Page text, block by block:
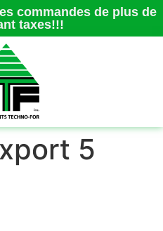
commandes de plus de
taxes!!!
5